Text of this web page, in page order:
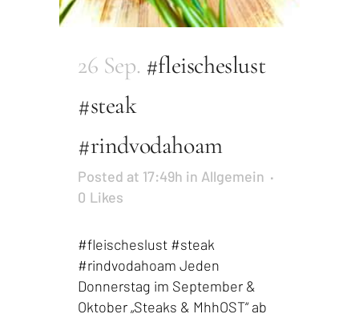
26 Sep. #fleischeslust
#steak
#rindvodahoam
Posted at 17:49h in Allgemein
0 Likes
#fleischeslust #steak
#rindvodahoam Jeden
Donnerstag im September &
Oktober „Steaks & MhhOST“ ab